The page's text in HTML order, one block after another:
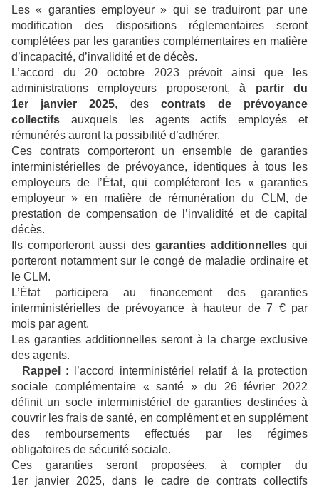
Les « garanties employeur » qui se traduiront par une
modification des dispositions réglementaires seront
complétées par les garanties complémentaires en matière
d’incapacité, d’invalidité et de décès.
L’accord du 20 octobre 2023 prévoit ainsi que les
administrations employeurs proposeront,à partir du
1er janvier 2025, des contrats de prévoyance
collectifs auxquels les agents actifs employés et
rémunérés auront la possibilité d’adhérer.
Ces contrats comporteront un ensemble de garanties
interministérielles de prévoyance, identiques à tous les
employeurs de l’État, qui compléteront les « garanties
employeur » en matière de rémunération du CLM, de
prestation de compensation de l’invalidité et de capital
décès.
Ils comporteront aussi des garanties additionnellesqui
porteront notamment sur le congé de maladie ordinaire et
le CLM.
L’État participera au financement des garanties
interministérielles de prévoyance à hauteur de 7 € par
mois par agent.
Les garanties additionnelles seront à la charge exclusive
des agents.
Rappel :
l’accord interministériel relatif à la protection
sociale complémentaire « santé » du 26 février 2022
définit un socle interministériel de garanties destinées à
couvrir les frais de santé, en complément et en supplément
des remboursements effectués par les régimes
obligatoires de sécurité sociale.
Ces garanties seront proposées, à compter du
1er janvier 2025, dans le cadre de contrats collectifs